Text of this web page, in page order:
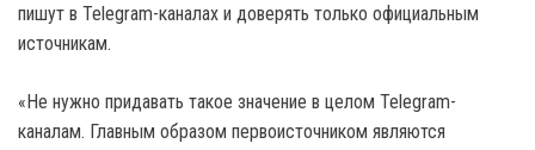
пишут в Telegram-каналах и доверять только официальным
источникам.
«Не нужно придавать такое значение в целом Telegram-
каналам. Главным образом первоисточником являются